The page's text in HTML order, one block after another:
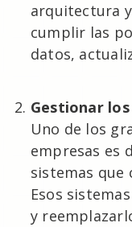
arquitectura
cumplir las
datos,
Gestionar
Uno de los
empresas es
sistemas que
Esos
y